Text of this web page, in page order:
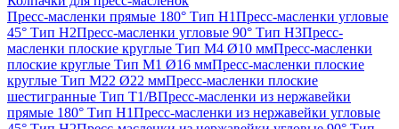
Пресс-масленки прямые 180° Тип H1Пресс-масленки угловые
45° Тип H2Пресс-масленки угловые 90° Тип H3Пресс-
масленки плоские круглые Тип M4 Ø10 ммПресс-масленки
плоские круглые Тип M1 Ø16 ммПресс-масленки плоские
круглые Тип M22 Ø22 ммПресс-масленки плоские
шестигранные Тип T1/BПресс-масленки из нержавейки
прямые 180° Тип H1Пресс-масленки из нержавейки угловые